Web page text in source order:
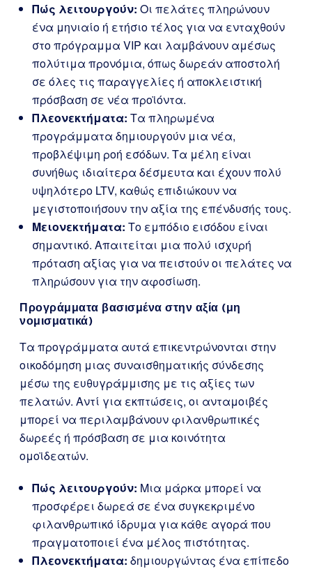
Πώς λειτουργούν: Οι πελάτες πληρώνουν
ένα μηνιαίο ή ετήσιο τέλος για να ενταχθούν
στο πρόγραμμα VIP και λαμβάνουν αμέσως
πολύτιμα προνόμια, όπως δωρεάν αποστολή
σε όλες τις παραγγελίες ή αποκλειστική
πρόσβαση σε νέα προϊόντα.
Πλεονεκτήματα: Τα πληρωμένα
προγράμματα δημιουργούν μια νέα,
προβλέψιμη ροή εσόδων. Τα μέλη είναι
συνήθως ιδιαίτερα δέσμευτα και έχουν πολύ
υψηλότερο LTV, καθώς επιδιώκουν να
μεγιστοποιήσουν την αξία της επένδυσής τους.
Μειονεκτήματα: Το εμπόδιο εισόδου είναι
σημαντικό. Απαιτείται μια πολύ ισχυρή
πρόταση αξίας για να πειστούν οι πελάτες να
πληρώσουν για την αφοσίωση.
Προγράμματα βασισμένα στην αξία (μη
νομισματικά)
Τα προγράμματα αυτά επικεντρώνονται στην
οικοδόμηση μιας συναισθηματικής σύνδεσης
μέσω της ευθυγράμμισης με τις αξίες των
πελατών. Αντί για εκπτώσεις, οι ανταμοιβές
μπορεί να περιλαμβάνουν φιλανθρωπικές
δωρεές ή πρόσβαση σε μια κοινότητα
ομοϊδεατών.
Πώς λειτουργούν: Μια μάρκα μπορεί να
προσφέρει δωρεά σε ένα συγκεκριμένο
φιλανθρωπικό ίδρυμα για κάθε αγορά που
πραγματοποιεί ένα μέλος πιστότητας.
Πλεονεκτήματα: δημιουργώντας ένα επίπεδο